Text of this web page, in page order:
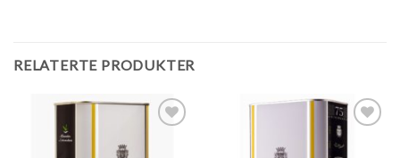
RELATERTE PRODUKTER
Legg til
ønskeliste